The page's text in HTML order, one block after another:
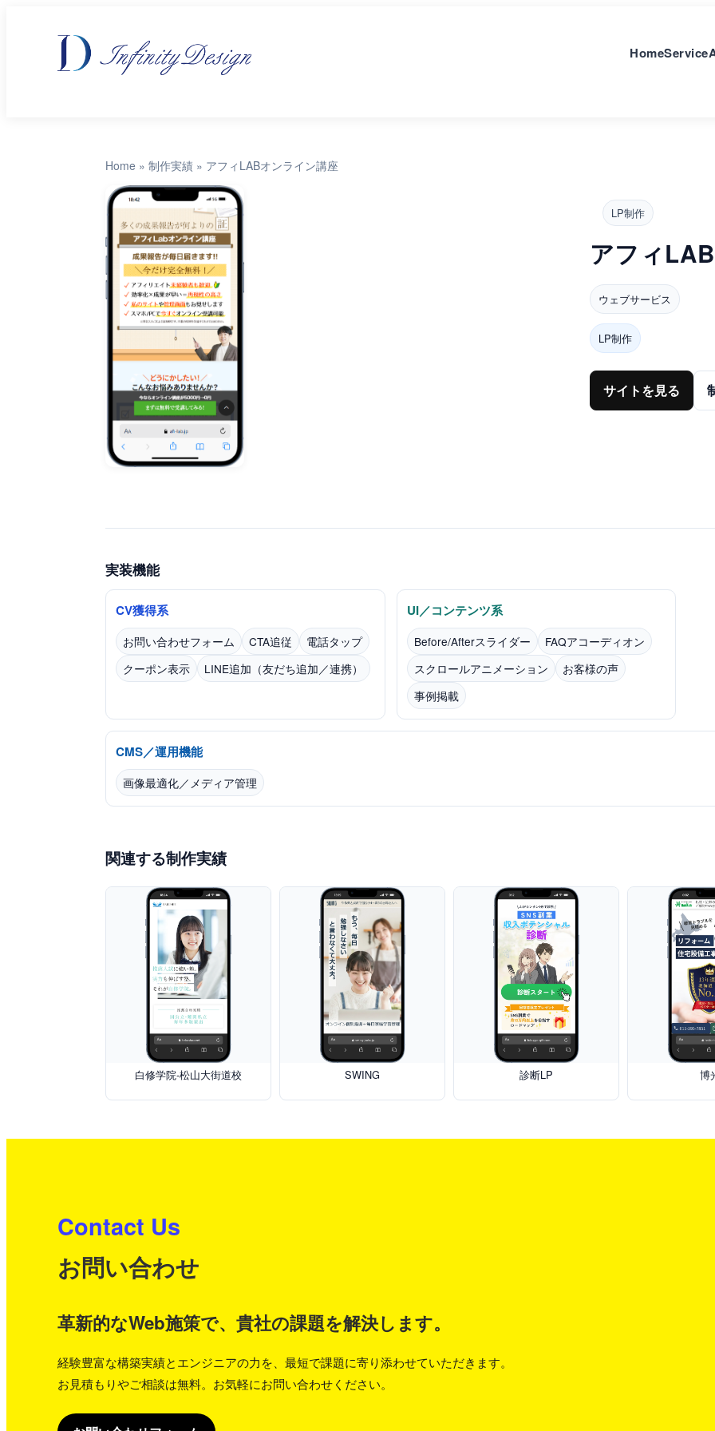
HomeService
Home » 制作実績 » アフィLABオンライン講座
LP制作
アフィ
ウェブサービス
LP制作
サイトを見る
実装機能
CV獲得系
お問い合わせフォーム CTA追従
電話タップ
クーポン表示
LINE追加（友だち追加／連携）
UI／コンテンツ系
Before/Afterスライダー
FAQアコーディオン
スクロールアニメーション
お客様の声
事例掲載
CMS／運用機能
画像最適化／メディア管理
関連する制作実績
白修学院-松山大街道校 SWING 診断LP 博
Contact Us
お問い合わせ
革新的なWeb施策で、貴社の課題を解決します。
経験豊富な構築実績とエンジニアの力を、最短で課題に寄り添わせていただきます。
お見積もりやご相談は無料。お気軽にお問い合わせください。